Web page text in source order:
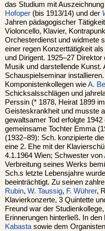
das Studium mit
Hofoper (bis 1913/14) und der
Jahren pädagogischer
Violoncello, Klavier,
Orchesterdienst und widmete
einer regen Konzerttätigkeit
und Dirigent. 1925–27
Musik und darstellende
Schauspielseminar
Komponistenkollegen wieA.
Schicksalsschlägen und
Perssin (* 1878, Heirat 1899
Geisteskrankheit und musste
gewaltsamer Tod erfolgte
gemeinsame Tochter Emma
(1932–89): Sch. konzipierte
eine 2. Ehe mit der
4.1.1964 Wien; Schwester von
Verbreitung seines Werks
Sch.s letzte Lebensjahre
beeinträchtigt. Zu seinen
Rubin, W. Taussig, F. Wührer,
Klavierkonzerte, 3 Quintette
Freund war der
Erinnerungen hinterließ. In
Kabasta sowie dem